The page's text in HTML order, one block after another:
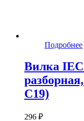
Подробнее
Вилка IEC
C19)
296 ₽